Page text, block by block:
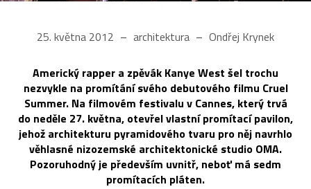
25. května 2012 architektura Ondřej Krynek
Americký rapper a zpěvák Kanye West šel trochu
nezvykle na promítání svého debutového filmu Cruel
Summer. Na filmovém festivalu v Cannes, který trvá
do neděle 27. května, otevřel vlastní promítací pavilon,
jehož architekturu pyramidového tvaru pro něj navrhlo
věhlasné nizozemské architektonické studio OMA.
Pozoruhodný je především uvnitř, neboť má sedm
promítacích pláten.